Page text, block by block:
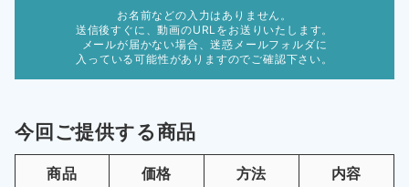
お名前などの入力はありません。
送信後すぐに、動画のURLをお送りいたします。
メールが届かない場合、迷惑メールフォルダに
入っている可能性がありますのでご確認下さい。
今回ご提供する商品
商品 価格 方法 内容